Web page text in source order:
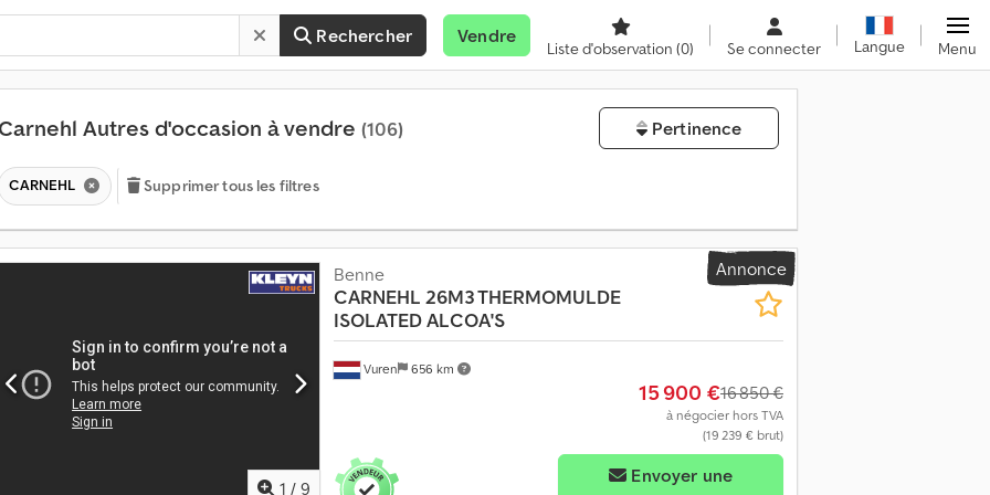
Rechercher Vendre
Liste d'observation (0) Se connecter Langue Menu
Carnehl Autres d'occasion à vendre (106) Pertinence
CARNEHL Supprimer tous les filtres
Annonce
1 / 9
Vuren 656 km
Benne
CARNEHL 26M3 THERMOMULDE
ISOLATED ALCOA'S
15 900 €16 850 €
à négocier hors TVA
(19 239 € brut)
n